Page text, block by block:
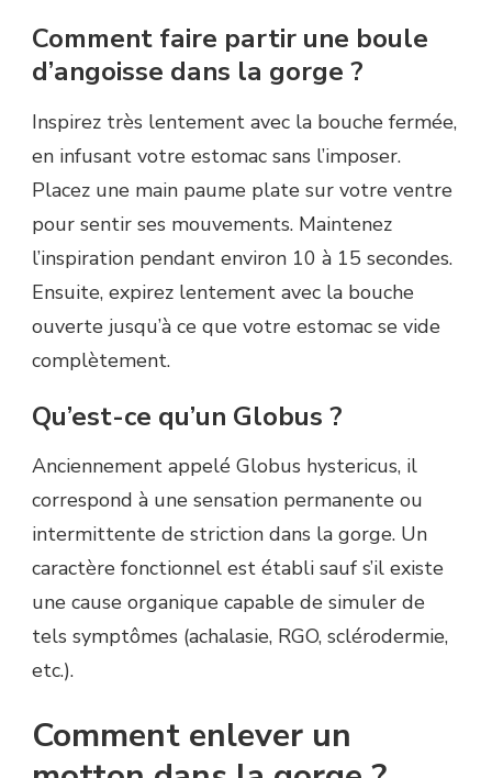
Comment faire partir une boule
d’angoisse dans la gorge ?
Inspirez très lentement avec la bouche fermée,
en infusant votre estomac sans l’imposer.
Placez une main paume plate sur votre ventre
pour sentir ses mouvements. Maintenez
l’inspiration pendant environ 10 à 15 secondes.
Ensuite, expirez lentement avec la bouche
ouverte jusqu’à ce que votre estomac se vide
complètement.
Qu’est-ce qu’un Globus ?
Anciennement appelé Globus hystericus, il
correspond à une sensation permanente ou
intermittente de striction dans la gorge. Un
caractère fonctionnel est établi sauf s’il existe
une cause organique capable de simuler de
tels symptômes (achalasie, RGO, sclérodermie,
etc.).
Comment enlever un